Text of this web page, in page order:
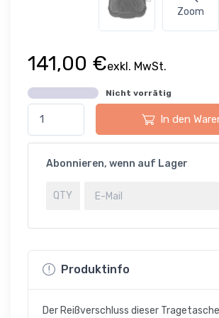
Zoom
141,00 €exkl. MwSt.
Nicht vorrätig
In den
Abonnieren, wenn auf Lager
Produktinfo
Der Reißverschluss dieser